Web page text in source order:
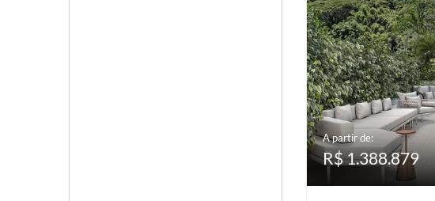
A partir de:
R$ 1.388.879